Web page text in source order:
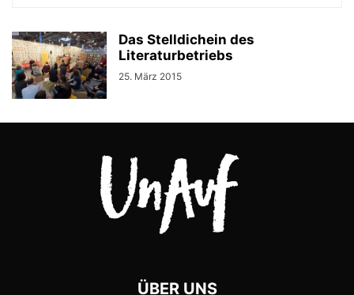
Das Stelldichein des
Literaturbetriebs
25. März 2015
ÜBER UNS